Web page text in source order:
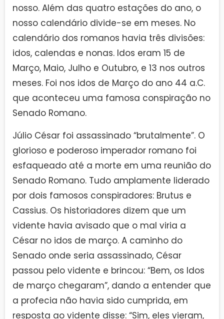
nosso. Além das quatro estações do ano, o
nosso calendário divide-se em meses. No
calendário dos romanos havia três divisões:
idos, calendas e nonas. Idos eram 15 de
Março, Maio, Julho e Outubro, e 13 nos outros
meses. Foi nos idos de Março do ano 44 a.C.
que aconteceu uma famosa conspiração no
Senado Romano.
Júlio César foi assassinado “brutalmente”. O
glorioso e poderoso imperador romano foi
esfaqueado até a morte em uma reunião do
Senado Romano. Tudo amplamente liderado
por dois famosos conspiradores: Brutus e
Cassius. Os historiadores dizem que um
vidente havia avisado que o mal viria a
César no idos de março. A caminho do
Senado onde seria assassinado, César
passou pelo vidente e brincou: “Bem, os Idos
de março chegaram”, dando a entender que
a profecia não havia sido cumprida, em
resposta ao vidente disse: “Sim, eles vieram,